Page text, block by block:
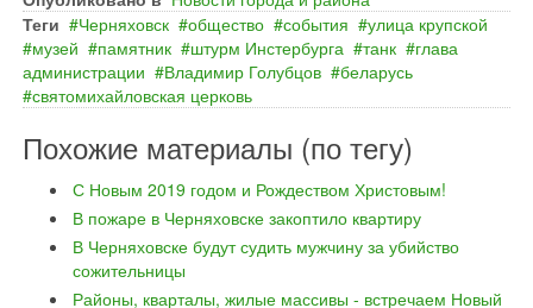
Теги
Черняховск общество события
улица крупской
музей
памятник штурм Инстербурга танк
глава
администрации
Владимир Голубцов
беларусь
святомихайловская церковь
Похожие материалы (по тегу)
С Новым 2019 годом и Рождеством Христовым!
В пожаре в Черняховске закоптило квартиру
В Черняховске будут судить мужчину за убийство
сожительницы
Районы, кварталы, жилые массивы - встречаем Новый